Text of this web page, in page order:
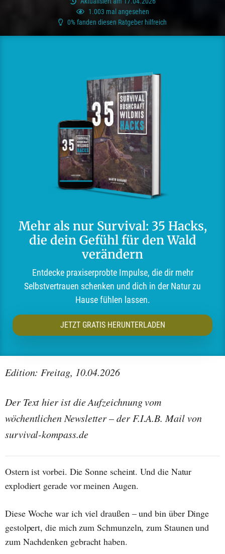
1.003 mal angesehen
0% fanden diesen Ratgeber hilfreich
Mehr als nur Survival: 35 Hacks,
die dein Gefühl für den Wald
verändern
Entdecke praxiserprobte Impulse, die dir mehr
Selbstvertrauen schenken und dich in der Natur zu
Hause fühlen lassen.
JETZT GRATIS HERUNTERLADEN
Edition: Freitag, 10.04.2026
Der Text hier ist die Aufzeichnung vom
wöchentlichen Newsletter – der F.I.A.B. Mail von
survival-kompass.de
Ostern ist vorbei. Die Sonne scheint. Und die Natur
explodiert gerade vor meinen Augen.
Diese Woche war ich viel draußen – und bin über Dinge
gestolpert, die mich zum Schmunzeln, zum Staunen und
zum Nachdenken gebracht haben.